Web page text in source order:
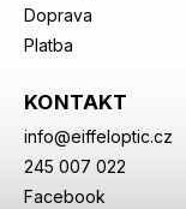
Doprava
Platba
KONTAKT
info@eiffeloptic.cz
245 007 022
Facebook